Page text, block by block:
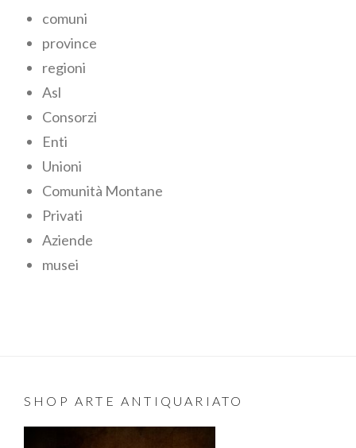
comuni
province
regioni
Asl
Consorzi
Enti
Unioni
Comunità Montane
Privati
Aziende
musei
SHOP ARTE ANTIQUARIATO